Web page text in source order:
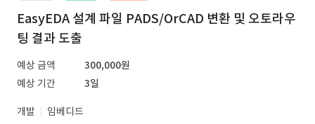
EasyEDA 설계 파일 PADS/OrCAD 변환 및 오토라우
팅 결과 도출
예상 금액
300,000원
예상 기간
3일
개발
임베디드